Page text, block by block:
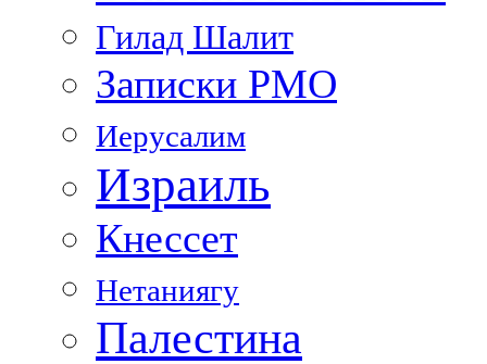
Гилад Шалит
Записки РМО
Иерусалим
Израиль
Кнессет
Нетаниягу
Палестина